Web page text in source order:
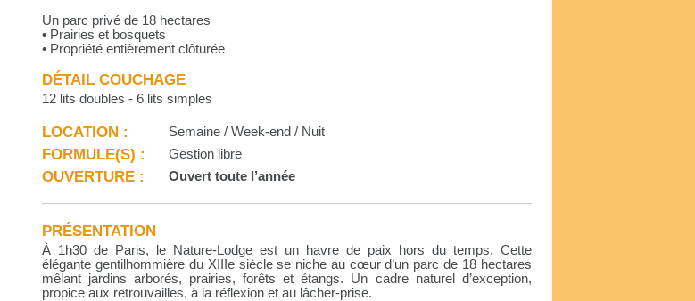
Un parc privé de 18 hectares
• Prairies et bosquets
• Propriété entièrement clôturée
DÉTAIL COUCHAGE
12 lits doubles - 6 lits simples
LOCATION : Semaine / Week-end / Nuit
FORMULE(S) : Gestion libre
OUVERTURE : Ouvert toute l’année
PRÉSENTATION
À 1h30 de Paris, le Nature-Lodge est un havre de paix hors du temps. Cette
élégante gentilhommière du XIIIe siècle se niche au cœur d’un parc de 18 hectares
mêlant jardins arborés, prairies, forêts et étangs. Un cadre naturel d’exception,
propice aux retrouvailles, à la réflexion et au lâcher-prise.